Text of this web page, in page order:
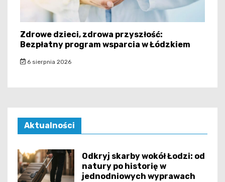
Zdrowe dzieci, zdrowa przyszłość:
Bezpłatny program wsparcia w Łódzkiem
6 sierpnia 2026
Aktualności
Odkryj skarby wokół Łodzi: od
natury po historię w
jednodniowych wyprawach